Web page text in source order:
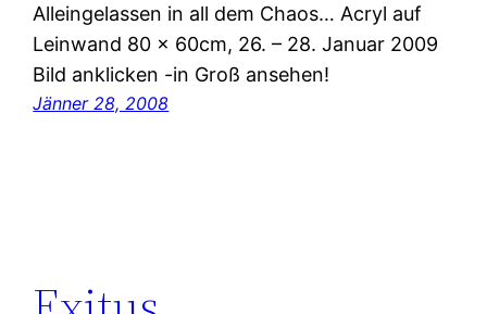
Alleingelassen in all dem Chaos… Acryl auf
Leinwand 80 x 60cm, 26. – 28. Januar 2009
Bild anklicken -in Groß ansehen!
Jänner 28, 2008